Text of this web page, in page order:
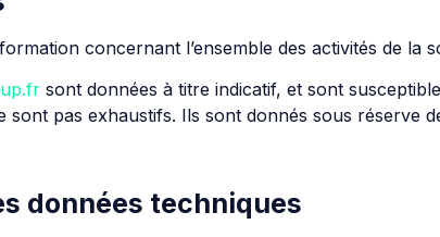
concernant l’ensemble des activités de la
sont données à titre indicatif, et sont
sont pas exhaustifs. Ils sont donnés sous réserve
données techniques